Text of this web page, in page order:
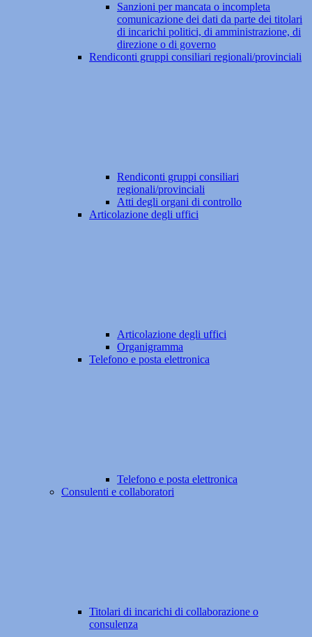
Sanzioni per mancata o incompleta
comunicazione dei dati da parte dei titolari
di incarichi politici, di amministrazione, di
direzione o di governo
Rendiconti gruppi consiliari regionali/provinciali
Rendiconti gruppi consiliari
regionali/provinciali
Atti degli organi di controllo
Articolazione degli uffici
Articolazione degli uffici
Organigramma
Telefono e posta elettronica
Telefono e posta elettronica
Consulenti e collaboratori
Titolari di incarichi di collaborazione o
consulenza